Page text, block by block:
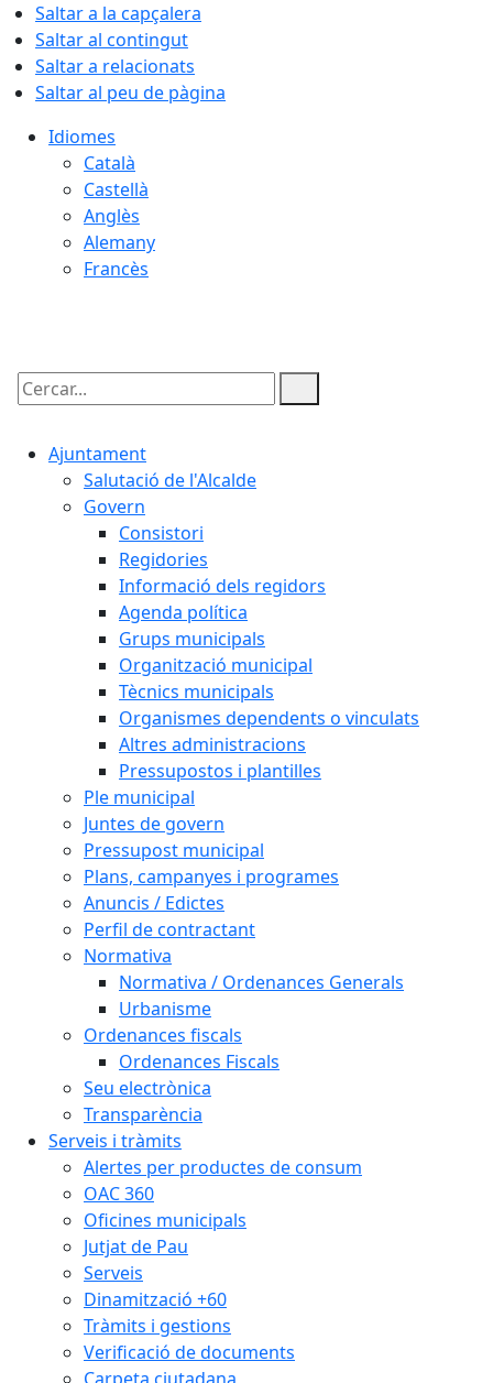
Saltar a la capçalera
Saltar al contingut
Saltar a relacionats
Saltar al peu de pàgina
Idiomes
Català
Castellà
Anglès
Alemany
Francès
Cercar:
Ajuntament
Salutació de l'Alcalde
Govern
Consistori
Regidories
Informació dels regidors
Agenda política
Grups municipals
Organització municipal
Tècnics municipals
Organismes dependents o vinculats
Altres administracions
Pressupostos i plantilles
Ple municipal
Juntes de govern
Pressupost municipal
Plans, campanyes i programes
Anuncis / Edictes
Perfil de contractant
Normativa
Normativa / Ordenances Generals
Urbanisme
Ordenances fiscals
Ordenances Fiscals
Seu electrònica
Transparència
Serveis i tràmits
Alertes per productes de consum
OAC 360
Oficines municipals
Jutjat de Pau
Serveis
Dinamització +60
Tràmits i gestions
Verificació de documents